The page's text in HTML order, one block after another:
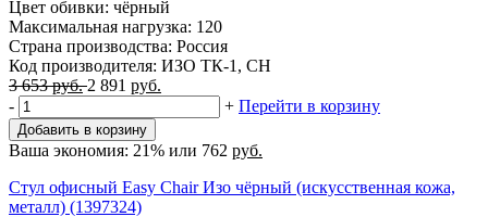
Цвет обивки: чёрный
Максимальная нагрузка: 120
Страна производства: Россия
Код производителя: ИЗО ТК-1, CH
3 653руб. 2 891 руб.
-
+ Перейти в корзину
Добавить в корзину
Ваша экономия: 21% или 762 руб.
Стул офисный Easy Chair Изо чёрный (искусственная кожа,
металл) (1397324)